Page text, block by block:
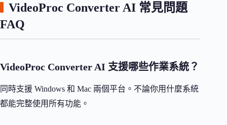
VideoProc Converter AI 常見問題
FAQ
VideoProc Converter AI 支援哪些作業系統？
同時支援 Windows 和 Mac 兩個平台。不論你用什麼系統
都能完整使用所有功能。